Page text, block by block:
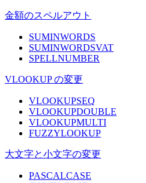
金額のスペルアウト
SUMINWORDS
SUMINWORDSVAT
SPELLNUMBER
VLOOKUP の変更
VLOOKUPSEQ
VLOOKUPDOUBLE
VLOOKUPMULTI
FUZZYLOOKUP
大文字と小文字の変更
PASCALCASE